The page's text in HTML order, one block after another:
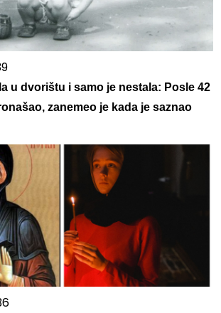
u dvorištu i samo je nestala: Posle 42
zanemeo je kada je saznao